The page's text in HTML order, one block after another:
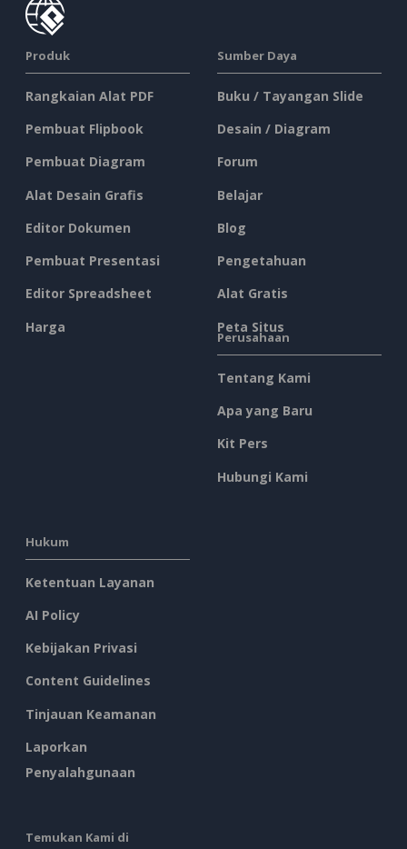
Produk
Rangkaian Alat PDF
Pembuat Flipbook
Pembuat Diagram
Alat Desain Grafis
Editor Dokumen
Pembuat Presentasi
Editor Spreadsheet
Harga
Sumber Daya
Buku / Tayangan Slide
Desain / Diagram
Forum
Belajar
Blog
Pengetahuan
Alat Gratis
Peta Situs
Perusahaan
Tentang Kami
Apa yang Baru
Kit Pers
Hubungi Kami
Hukum
Ketentuan Layanan
AI Policy
Kebijakan Privasi
Content Guidelines
Tinjauan Keamanan
Laporkan
Penyalahgunaan
Temukan Kami di